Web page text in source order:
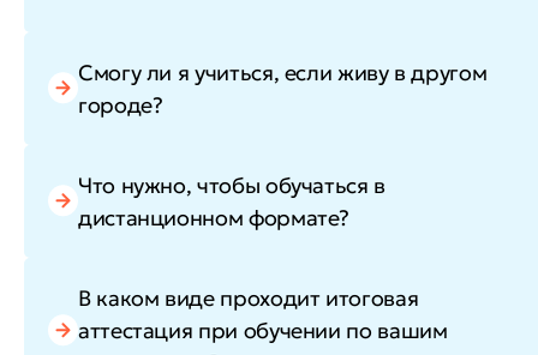
Смогу ли я учиться, если живу в другом
городе?
Что нужно, чтобы обучаться в
дистанционном формате?
В каком виде проходит итоговая
аттестация при обучении по вашим